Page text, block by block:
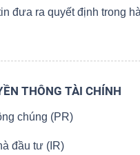
đưa ra quyết định trong
THÔNG TÀI CHÍNH
chúng (PR)
đầu tư (IR)